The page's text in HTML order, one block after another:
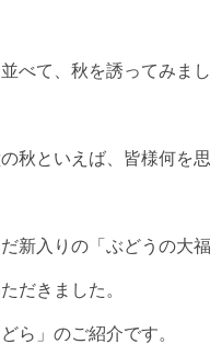
べて、秋を誘ってみまし
秋といえば、皆様何を
新入りの「ぶどうの大
だきました。
ら」のご紹介です。